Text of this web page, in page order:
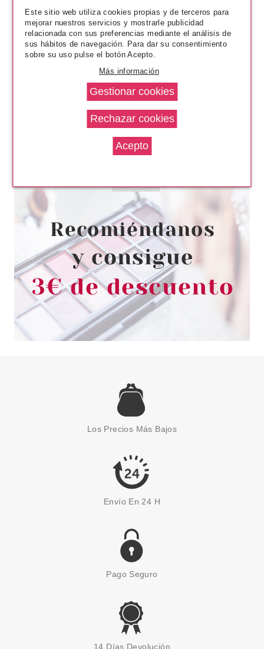
ESMALTE DE UÑAS 13 BINGO
FLAMINGO
-14%
desde
1.72€
ESSENCE
ESSENCE GEL NAIL COLOUR
ESMALTE DE UÑAS 01 GLOSS
'N ROLL
1.50€
ESSENCE
Los Precios Más Bajos
Envío En 24 H
Pago Seguro
14 Días Devolución
Este sitio web utiliza cookies propias y de terceros para
mejorar nuestros servicios y mostrarle publicidad
relacionada con sus preferencias mediante el análisis de
sus hábitos de navegación. Para dar su consentimiento
sobre su uso pulse el botón Acepto.
Más información